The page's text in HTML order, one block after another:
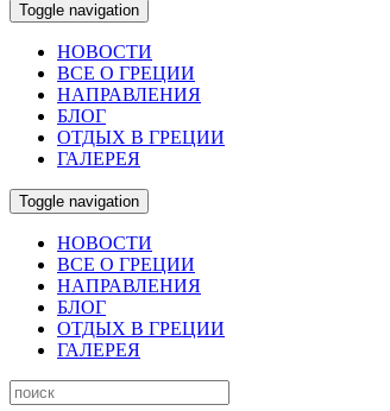
Toggle navigation
НОВОСТИ
ВСЕ О ГРЕЦИИ
НАПРАВЛЕНИЯ
БЛОГ
ОТДЫХ В ГРЕЦИИ
ГАЛЕРЕЯ
Toggle navigation
НОВОСТИ
ВСЕ О ГРЕЦИИ
НАПРАВЛЕНИЯ
БЛОГ
ОТДЫХ В ГРЕЦИИ
ГАЛЕРЕЯ